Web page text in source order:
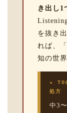
き出し1
を抜き
れば、
知の世
★
処方
中3